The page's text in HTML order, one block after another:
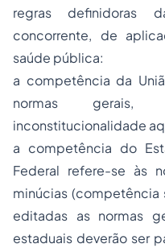
regras definidoras
concorrente, de
saúde pública:
a competência da
normas
inconstitucionalidade
a competência do
Federal refere-se às
minúcias (competência
editadas as normas
estaduais deverão ser